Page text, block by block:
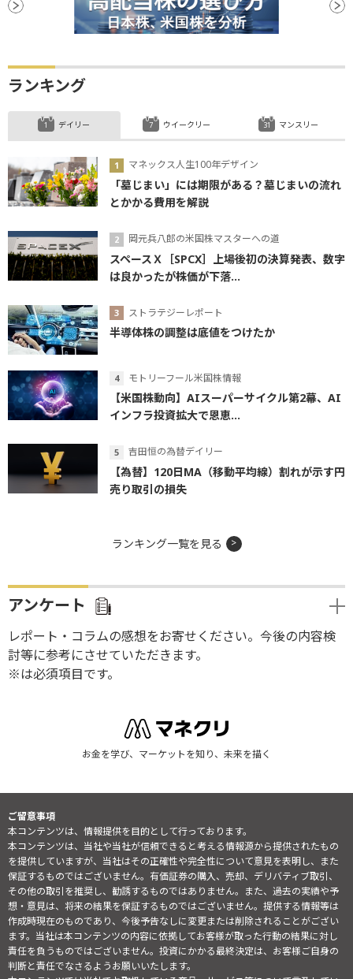
ランキング
デイリー
マネックス人生100年デザイン
「墓じまい」には期限がある？墓じまいの流れ
とかかる費用を解説
岡元兵八郎の米国株マスターへの道
スペースＸ［SPCX］上場後初の決算発表、数字
は良かったが株価が下落...
ストラテジーレポート
半導体株の調整は底値をつけたか
モトリーフール米国株情報
【米国株動向】AIスーパーサイクル第2幕、AI
インフラ投資拡大で恩恵...
吉田恒の為替デイリー
【為替】120日MA（移動平均線）割れが示す円
売り取引の損失
ウイークリー マンスリー
ランキング一覧を見る
アンケート
レポート・コラムの感想をお寄せください。今後の内容検
討等に参考にさせていただきます。
※は必須項目です。
お金を学び、マーケットを知り、未来を描く
ご留意事項
本コンテンツは、情報提供を目的として行っております。
本コンテンツは、当社や当社が信頼できると考える情報源から提供されたもの
を提供していますが、当社はその正確性や完全性について意見を表明し、また
保証するものではございません。有価証券の購入、売却、デリバティブ取引、
その他の取引を推奨し、勧誘するものではありません。また、過去の実績や予
想・意見は、将来の結果を保証するものではございません。提供する情報等は
作成時現在のものであり、今後予告なしに変更または削除されることがござい
ます。当社は本コンテンツの内容に依拠してお客様が取った行動の結果に対し
責任を負うものではございません。投資にかかる最終決定は、お客様ご自身の
判断と責任でなさるようお願いいたします。